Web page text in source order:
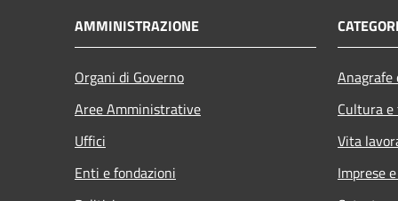
AMMINISTRAZIONE
Organi di Governo
Aree Amministrative
Uffici
Enti e fondazioni
Cultura
Vita
Imprese